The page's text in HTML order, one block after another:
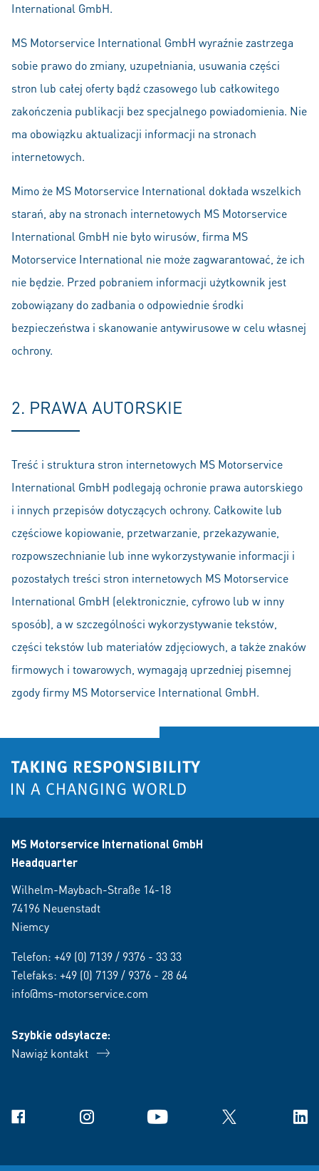
International GmbH.
MS Motorservice International GmbH wyraźnie zastrzega
sobie prawo do zmiany, uzupełniania, usuwania części
stron lub całej oferty bądź czasowego lub całkowitego
zakończenia publikacji bez specjalnego powiadomienia. Nie
ma obowiązku aktualizacji informacji na stronach
internetowych.
Mimo że MS Motorservice International dokłada wszelkich
starań, aby na stronach internetowych MS Motorservice
International GmbH nie było wirusów, firma MS
Motorservice International nie może zagwarantować, że ich
nie będzie. Przed pobraniem informacji użytkownik jest
zobowiązany do zadbania o odpowiednie środki
bezpieczeństwa i skanowanie antywirusowe w celu własnej
ochrony.
2. PRAWA AUTORSKIE
Treść i struktura stron internetowych MS Motorservice
International GmbH podlegają ochronie prawa autorskiego
i innych przepisów dotyczących ochrony. Całkowite lub
częściowe kopiowanie, przetwarzanie, przekazywanie,
rozpowszechnianie lub inne wykorzystywanie informacji i
pozostałych treści stron internetowych MS Motorservice
International GmbH (elektronicznie, cyfrowo lub w inny
sposób), a w szczególności wykorzystywanie tekstów,
części tekstów lub materiałów zdjęciowych, a także znaków
firmowych i towarowych, wymagają uprzedniej pisemnej
zgody firmy MS Motorservice International GmbH.
MS Motorservice International GmbH
Headquarter
Wilhelm-Maybach-Straße 14-18
74196 Neuenstadt
Niemcy
Telefon: +49 (0) 7139 / 9376 - 33 33
Telefaks: +49 (0) 7139 / 9376 - 28 64
info@ms-motorservice.com
Szybkie odsyłacze:
Nawiąż kontakt
Facebook Instagram YouTube X